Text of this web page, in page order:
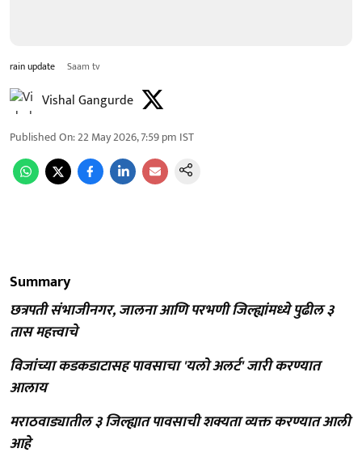
rain update Saam tv
Vishal Gangurde
Published On:22 May 2026, 7:59 pm IST
Summary
छत्रपती संभाजीनगर, जालना आणि परभणी जिल्ह्यांमध्ये पुढील ३
तास महत्त्वाचे
विजांच्या कडकडाटासह पावसाचा 'यलो अलर्ट' जारी करण्यात
आलाय
मराठवाड्यातील ३ जिल्ह्यात पावसाची शक्यता व्यक्त करण्यात आली
आहे